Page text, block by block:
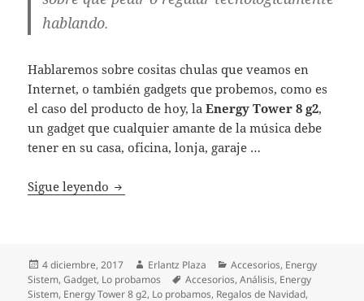
hablando.
Hablaremos sobre cositas chulas que veamos en
Internet, o también gadgets que probemos, como es
el caso del producto de hoy, laEnergy Tower 8 g2,
un gadget que cualquier amante de la música debe
tener en su casa, oficina, lonja, garaje …
Sigue leyendo Energy Tower 8 g2, un regalo ideal para
Publicado
el
4 diciembre, 2017 Autor
Erlantz Plaza Categorías
Accesorios, Energy
Sistem,Gadget, Lo probamos Etiquetas
Accesorios,Análisis, Energy
Sistem, Energy Tower 8 g2, Lo probamos, Regalos de Navidad,